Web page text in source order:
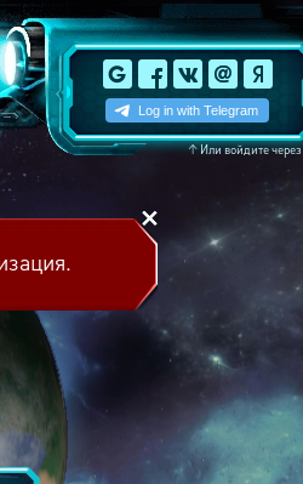
↑Или войдите через